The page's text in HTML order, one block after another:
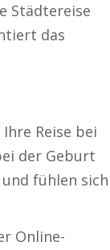
Städtereise
das
Reise bei
der Geburt
fühlen sich
Online-